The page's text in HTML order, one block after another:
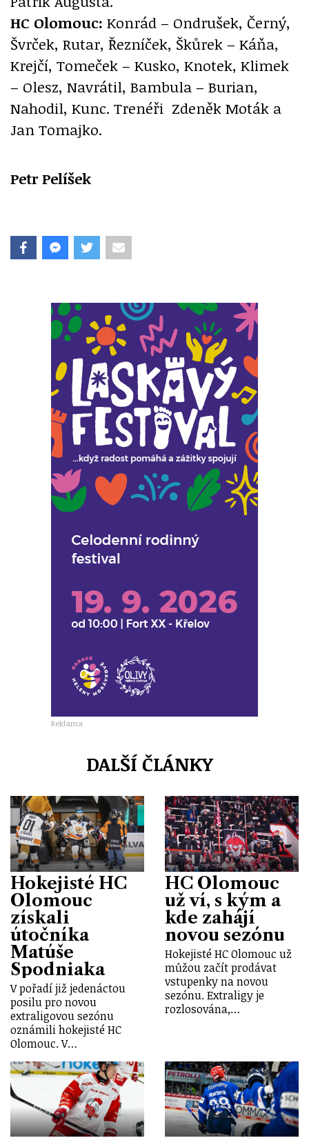
HC Olomouc: Konrád – Ondrušek, Černý,
Švrček, Rutar, Řezníček, Škůrek – Káňa,
Krejčí, Tomeček – Kusko, Knotek, Klimek
– Olesz, Navrátil, Bambula – Burian,
Nahodil, Kunc. Trenéři Zdeněk Moták a
Jan Tomajko.
Petr Pelíšek
Reklama
DALŠÍ ČLÁNKY
Hokejisté HC
Olomouc
získali
útočníka
Matúše
Spodniaka
V pořadí již jedenáctou
posilu pro novou
extraligovou sezónu
oznámili hokejisté HC
Olomouc. V…
HC Olomouc
už ví, s kým a
kde zahájí
novou sezónu
Hokejisté HC Olomouc už
můžou začít prodávat
vstupenky na novou
sezónu. Extraligy je
rozlosována,…